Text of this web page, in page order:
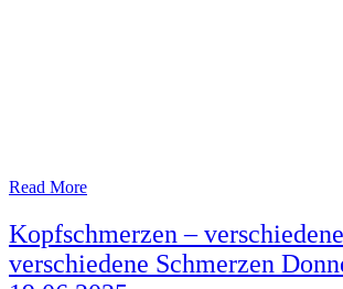
Read More
Kopfschmerzen –
verschiedene Schmerzen